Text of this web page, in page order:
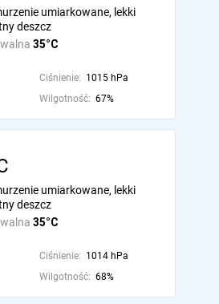
35°C
umiarkowane, lekki
deszcz
Ciśnienie: 1015 hPa
Wilgotność: 67%
35°C
umiarkowane, lekki
deszcz
Ciśnienie: 1014 hPa
Wilgotność: 68%